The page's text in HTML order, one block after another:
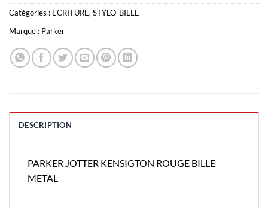
Catégories : ECRITURE, STYLO-BILLE
Marque : Parker
DESCRIPTION
PARKER JOTTER KENSIGTON ROUGE BILLE
METAL